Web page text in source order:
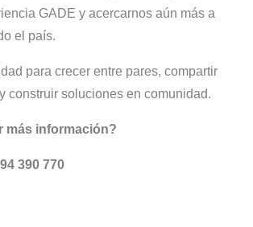
GADE y acercarnos aún más a
el país.
para crecer entre pares, compartir
construir soluciones en comunidad.
más información?
390 770